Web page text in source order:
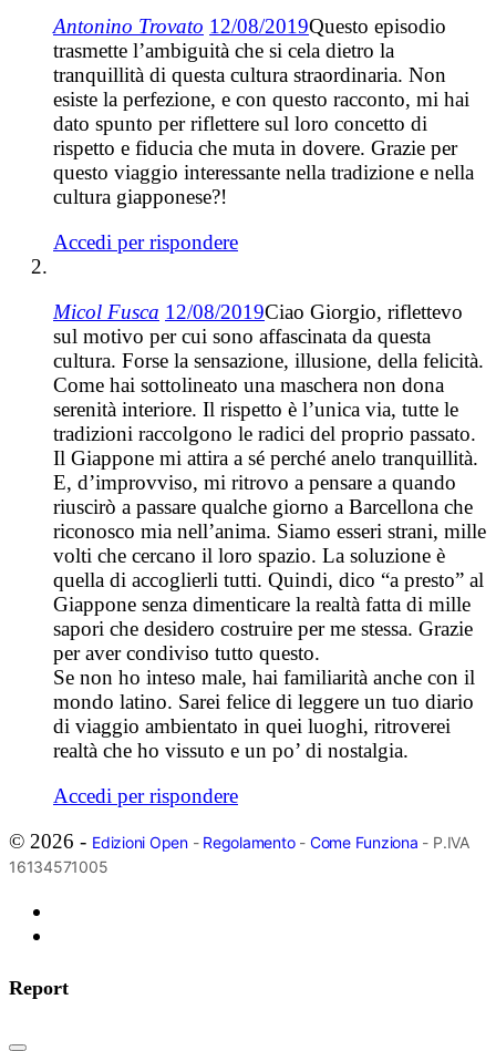
Antonino Trovato 12/08/2019Questo episodio
trasmette l’ambiguità che si cela dietro la
tranquillità di questa cultura straordinaria. Non
esiste la perfezione, e con questo racconto, mi hai
dato spunto per riflettere sul loro concetto di
rispetto e fiducia che muta in dovere. Grazie per
questo viaggio interessante nella tradizione e nella
cultura giapponese?!
Accedi per rispondere
Micol Fusca 12/08/2019Ciao Giorgio, riflettevo
sul motivo per cui sono affascinata da questa
cultura. Forse la sensazione, illusione, della felicità.
Come hai sottolineato una maschera non dona
serenità interiore. Il rispetto è l’unica via, tutte le
tradizioni raccolgono le radici del proprio passato.
Il Giappone mi attira a sé perché anelo tranquillità.
E, d’improvviso, mi ritrovo a pensare a quando
riuscirò a passare qualche giorno a Barcellona che
riconosco mia nell’anima. Siamo esseri strani, mille
volti che cercano il loro spazio. La soluzione è
quella di accoglierli tutti. Quindi, dico “a presto” al
Giappone senza dimenticare la realtà fatta di mille
sapori che desidero costruire per me stessa. Grazie
per aver condiviso tutto questo.
Se non ho inteso male, hai familiarità anche con il
mondo latino. Sarei felice di leggere un tuo diario
di viaggio ambientato in quei luoghi, ritroverei
realtà che ho vissuto e un po’ di nostalgia.
Accedi per rispondere
© 2026 - Edizioni Open- Regolamento- Come Funziona - P.IVA
16134571005
Report